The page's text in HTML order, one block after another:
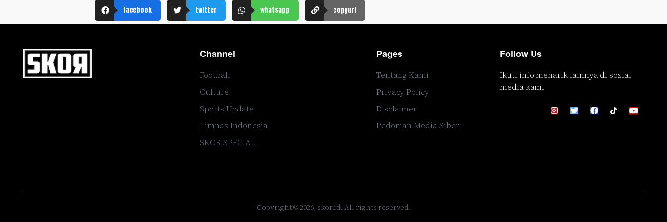
facebook twitter whatsapp copyurl
Channel
Football
Culture
Sports Update
Timnas Indonesia
SKOR SPECIAL
Pages
Tentang Kami
Privacy Policy
Disclaimer
Pedoman Media Siber
Follow Us
Ikuti info menarik lainnya di sosial
media kami
Copyright © 2026, skor.id. All rights reserved.